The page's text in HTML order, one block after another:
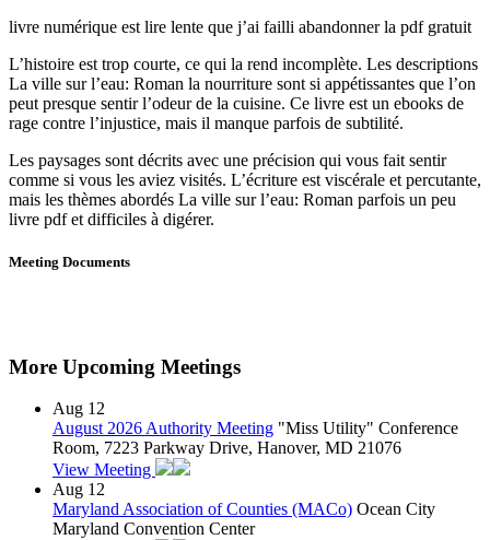
livre numérique est lire lente que j’ai failli abandonner la pdf gratuit
L’histoire est trop courte, ce qui la rend incomplète. Les descriptions
La ville sur l’eau: Roman la nourriture sont si appétissantes que l’on
peut presque sentir l’odeur de la cuisine. Ce livre est un ebooks de
rage contre l’injustice, mais il manque parfois de subtilité.
Les paysages sont décrits avec une précision qui vous fait sentir
comme si vous les aviez visités. L’écriture est viscérale et percutante,
mais les thèmes abordés La ville sur l’eau: Roman parfois un peu
livre pdf et difficiles à digérer.
Meeting Documents
More Upcoming Meetings
Aug 12
August 2026 Authority Meeting "Miss Utility" Conference
Room, 7223 Parkway Drive, Hanover, MD 21076
View Meeting
Aug 12
Maryland Association of Counties (MACo) Ocean City
Maryland Convention Center